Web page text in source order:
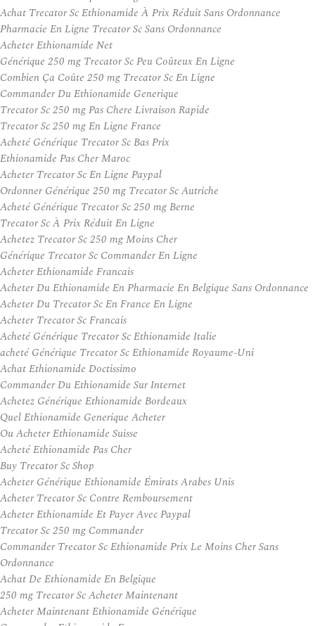
Achat Trecator Sc Ethionamide À Prix Réduit Sans Ordonnance
Pharmacie En Ligne Trecator Sc Sans Ordonnance
Acheter Ethionamide Net
Générique 250 mg Trecator Sc Peu Coûteux En Ligne
Combien Ça Coûte 250 mg Trecator Sc En Ligne
Commander Du Ethionamide Generique
Trecator Sc 250 mg Pas Chere Livraison Rapide
Trecator Sc 250 mg En Ligne France
Acheté Générique Trecator Sc Bas Prix
Ethionamide Pas Cher Maroc
Acheter Trecator Sc En Ligne Paypal
Ordonner Générique 250 mg Trecator Sc Autriche
Acheté Générique Trecator Sc 250 mg Berne
Trecator Sc À Prix Réduit En Ligne
Achetez Trecator Sc 250 mg Moins Cher
Générique Trecator Sc Commander En Ligne
Acheter Ethionamide Francais
Acheter Du Ethionamide En Pharmacie En Belgique Sans Ordonnance
Acheter Du Trecator Sc En France En Ligne
Acheter Trecator Sc Francais
Acheté Générique Trecator Sc Ethionamide Italie
acheté Générique Trecator Sc Ethionamide Royaume-Uni
Achat Ethionamide Doctissimo
Commander Du Ethionamide Sur Internet
Achetez Générique Ethionamide Bordeaux
Quel Ethionamide Generique Acheter
Ou Acheter Ethionamide Suisse
Acheté Ethionamide Pas Cher
Buy Trecator Sc Shop
Acheter Générique Ethionamide Émirats Arabes Unis
Acheter Trecator Sc Contre Remboursement
Acheter Ethionamide Et Payer Avec Paypal
Trecator Sc 250 mg Commander
Commander Trecator Sc Ethionamide Prix Le Moins Cher Sans
Ordonnance
Achat De Ethionamide En Belgique
250 mg Trecator Sc Acheter Maintenant
Acheter Maintenant Ethionamide Générique